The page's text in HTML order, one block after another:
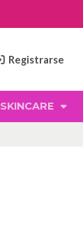
Registrarse
SKINCARE